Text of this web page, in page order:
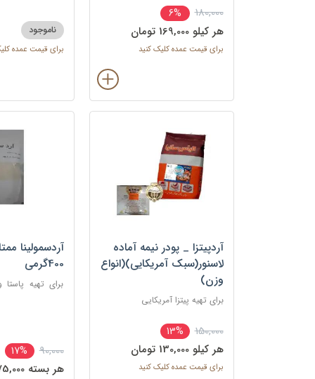
می شود.
180,000
6%
هر کيلو 169,000 تومان
برای قیمت عمده کلیک کنید
ناموجود
برای قیمت عمده
آردپیتزا _ پودر نیمه آماده
لاسنور(سبک آمریکایی)(انواع
وزن)
برای تهیه پیتزا آمریکایی
150,000
13%
هر کيلو 130,000 تومان
برای قیمت عمده کلیک کنید
آردسمولینا
400گرمی
برای تهیه پاستا
90,000
17%
هر بسته 75,000 تومان